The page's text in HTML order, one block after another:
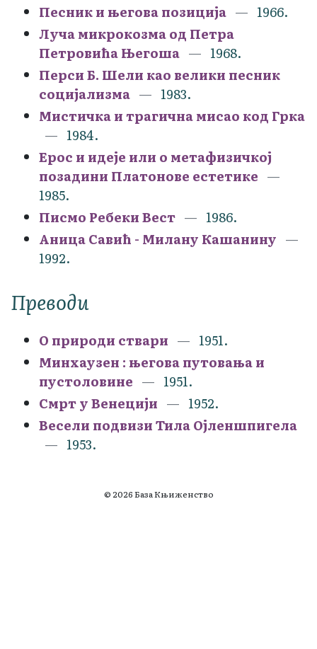
Песник и његова позиција
1966.
Луча микрокозма од Петра
Петровића Његоша
1968.
Перси Б. Шели као велики песник
социјализма
1983.
Мистичка и трагична мисао код Грка
1984.
Ерос и идеје или о метафизичкој
позадини Платонове естетике
1985.
Писмо Ребеки Вест
1986.
Аница Савић - Милану Кашанину
1992.
Преводи
О природи ствари
1951.
Минхаузен : његова путовања и
пустоловине
1951.
Смрт у Венецији
1952.
Весели подвизи Тила Ојленшпигела
1953.
© 2026 База Књиженство